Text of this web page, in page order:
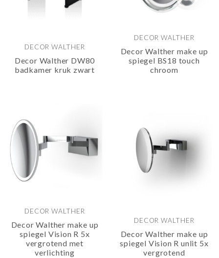
DECOR WALTHER
Decor Walther DW80
badkamer kruk zwart
DECOR WALTHER
Decor Walther make up
spiegel BS18 touch
chroom
DECOR WALTHER
Decor Walther make up
spiegel Vision R 5x
vergrotend met
verlichting
DECOR WALTHER
Decor Walther make up
spiegel Vision R unlit 5x
vergrotend